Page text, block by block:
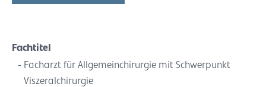
Fachtitel
Facharzt für Allgemeinchirurgie mit Schwerpunkt
Viszeralchirurgie